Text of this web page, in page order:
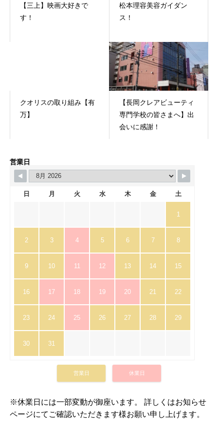
【三上】映画大好きで
す！
松本理容美容ガイダン
ス！
クオリスの取り組み【有
万】
​【長岡クレアビューティ
専門学校の皆さまへ】出
会いに感謝！
営業日
日 月 火 水 木 金 土
1
2 3 4 5 6 7 8
9 10 11 12 13 14 15
16 17 18 19 20 21 22
23 24 25 26 27 28 29
30 31
営業日 休業日
※休業日には一部変動が御座います。 詳しくはお知らせ
ページにてご確認いただきます様お願い申し上げます。